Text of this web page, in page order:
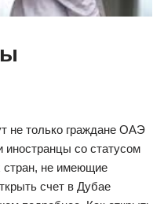
не только граждане ОАЭ
иностранцы со статусом
стран, не имеющие
счет в Дубае